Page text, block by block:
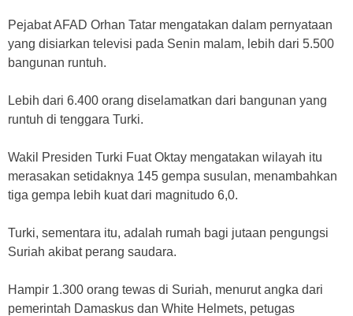
Pejabat AFAD Orhan Tatar mengatakan dalam pernyataan
yang disiarkan televisi pada Senin malam, lebih dari 5.500
bangunan runtuh.
Lebih dari 6.400 orang diselamatkan dari bangunan yang
runtuh di tenggara Turki.
Wakil Presiden Turki Fuat Oktay mengatakan wilayah itu
merasakan setidaknya 145 gempa susulan, menambahkan
tiga gempa lebih kuat dari magnitudo 6,0.
Turki, sementara itu, adalah rumah bagi jutaan pengungsi
Suriah akibat perang saudara.
Hampir 1.300 orang tewas di Suriah, menurut angka dari
pemerintah Damaskus dan White Helmets, petugas